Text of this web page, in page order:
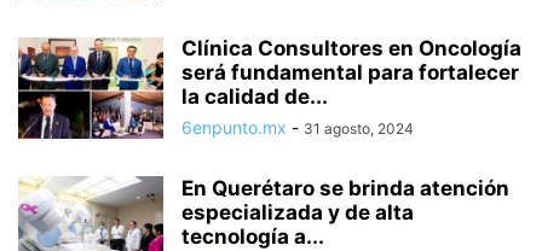
Clínica Consultores en Oncología
será fundamental para fortalecer
la calidad de...
6enpunto.mx - 31 agosto, 2024
En Querétaro se brinda atención
especializada y de alta
tecnología a...